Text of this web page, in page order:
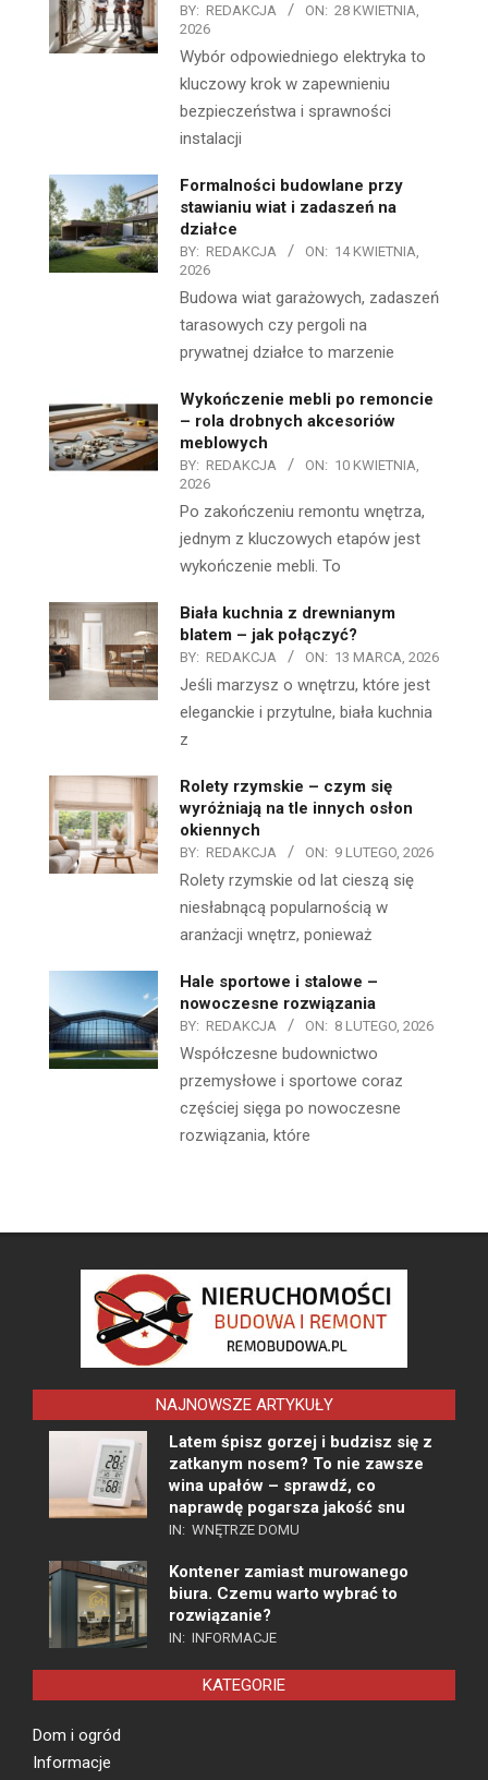
BY: REDAKCJA ON: 28 KWIETNIA,
2026
Wybór odpowiedniego elektryka to
kluczowy krok w zapewnieniu
bezpieczeństwa i sprawności
instalacji
Formalności budowlane przy
stawianiu wiat i zadaszeń na
działce
BY: REDAKCJA ON: 14 KWIETNIA,
2026
Budowa wiat garażowych, zadaszeń
tarasowych czy pergoli na
prywatnej działce to marzenie
Wykończenie mebli po remoncie
– rola drobnych akcesoriów
meblowych
BY: REDAKCJA ON: 10 KWIETNIA,
2026
Po zakończeniu remontu wnętrza,
jednym z kluczowych etapów jest
wykończenie mebli. To
Biała kuchnia z drewnianym
blatem – jak połączyć?
BY: REDAKCJA ON: 13 MARCA, 2026
Jeśli marzysz o wnętrzu, które jest
eleganckie i przytulne, biała kuchnia
z
Rolety rzymskie – czym się
wyróżniają na tle innych osłon
okiennych
BY: REDAKCJA ON: 9 LUTEGO, 2026
Rolety rzymskie od lat cieszą się
niesłabnącą popularnością w
aranżacji wnętrz, ponieważ
Hale sportowe i stalowe –
nowoczesne rozwiązania
BY: REDAKCJA ON: 8 LUTEGO, 2026
Współczesne budownictwo
przemysłowe i sportowe coraz
częściej sięga po nowoczesne
rozwiązania, które
NAJNOWSZE ARTYKUŁY
Latem śpisz gorzej i budzisz się z
zatkanym nosem? To nie zawsze
wina upałów – sprawdź, co
naprawdę pogarsza jakość snu
IN: WNĘTRZE DOMU
Kontener zamiast murowanego
biura. Czemu warto wybrać to
rozwiązanie?
IN: INFORMACJE
KATEGORIE
Dom i ogród
Informacje